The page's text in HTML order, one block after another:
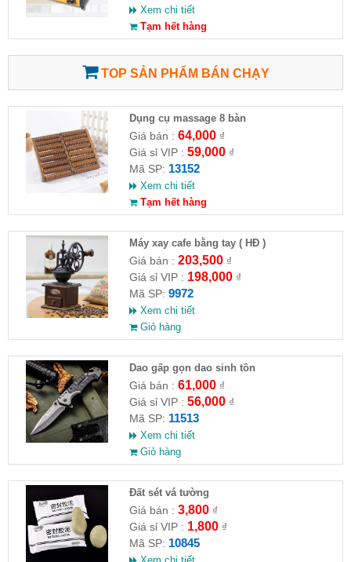
Xem chi tiết
Tạm hết hàng
TOP SẢN PHẨM BÁN CHẠY
Dụng cụ massage 8 bàn
Giá bán : 64,000₫
Giá sỉ VIP : 59,000₫
Mã SP: 13152
Xem chi tiết
Tạm hết hàng
Máy xay cafe bằng tay ( HĐ )
Giá bán : 203,500₫
Giá sỉ VIP : 198,000₫
Mã SP: 9972
Xem chi tiết
Giỏ hàng
Dao gấp gọn dao sinh tồn
Giá bán : 61,000₫
Giá sỉ VIP : 56,000₫
Mã SP: 11513
Xem chi tiết
Giỏ hàng
Đất sét vá tường
Giá bán : 3,800₫
Giá sỉ VIP : 1,800₫
Mã SP: 10845